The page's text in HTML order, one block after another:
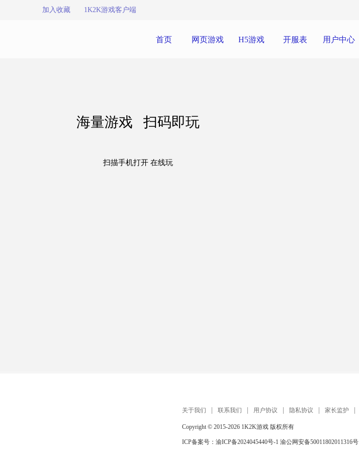
加入收藏 1K2K游戏客户端
首页 网页游戏 H5游戏 开服表 用户中心
海量游戏 扫码即玩
关于我们 联系我们 用户协议 隐私协议 家长监护
Copyright © 2015-2026 1K2K游戏 版权所有
ICP备案号： 渝ICP备2024045440号-1 渝公网安备50011802011316号